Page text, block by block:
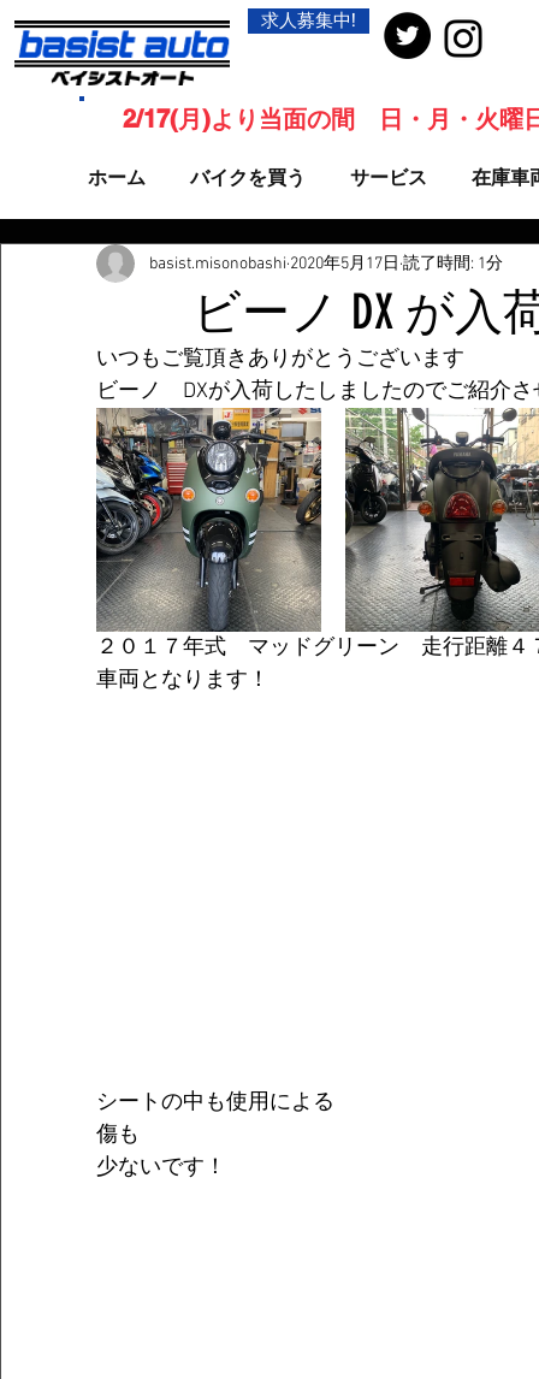
求人募集中!
ホーム バイクを買う サービス 在庫車
2/17(月)より当面の間 日・月・火曜
ビーノ DX が入
basist.misonobashi 2020年5月17日 読了時間: 1分
いつもご覧頂きありがとうございます
ビーノ　DXが入荷したしましたのでご紹介
２０１７年式　マッドグリーン　走行距離
車両となります！
シートの中も使用による
傷も
少ないです！